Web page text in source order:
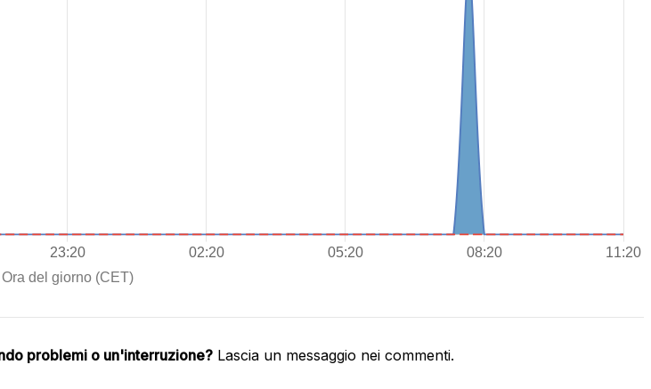
problemi o un'interruzione? Lascia un messaggio nei commenti.